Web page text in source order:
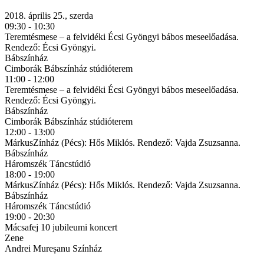
2018. április 25., szerda
09:30 - 10:30
Teremtésmese – a felvidéki Écsi Gyöngyi bábos meseelőadása.
Rendező: Écsi Gyöngyi.
Bábszínház
Cimborák Bábszínház stúdióterem
11:00 - 12:00
Teremtésmese – a felvidéki Écsi Gyöngyi bábos meseelőadása.
Rendező: Écsi Gyöngyi.
Bábszínház
Cimborák Bábszínház stúdióterem
12:00 - 13:00
MárkusZínház (Pécs): Hős Miklós. Rendező: Vajda Zsuzsanna.
Bábszínház
Háromszék Táncstúdió
18:00 - 19:00
MárkusZínház (Pécs): Hős Miklós. Rendező: Vajda Zsuzsanna.
Bábszínház
Háromszék Táncstúdió
19:00 - 20:30
Mácsafej 10 jubileumi koncert
Zene
Andrei Mureșanu Színház